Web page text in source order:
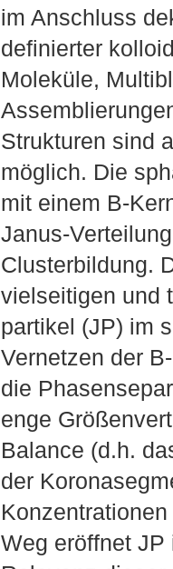
im Anschluss
definierter
Moleküle,
Strukturen sind
möglich. Die
mit einem B-
Janus-
Clusterbildung.
vielseitigen und
partikel (JP) im
Vernetzen der
die
enge
Balance (d.h.
der
Weg eröffnet